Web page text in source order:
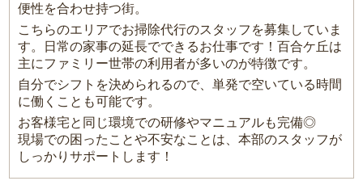
便性を合わせ持つ街。
こちらのエリアでお掃除代行のスタッフを募集していま
す。日常の家事の延長でできるお仕事です！百合ケ丘は
主にファミリー世帯の利用者が多いのが特徴です。
自分でシフトを決められるので、単発で空いている時間
に働くことも可能です。
お客様宅と同じ環境での研修やマニュアルも完備◎
現場での困ったことや不安なことは、本部のスタッフが
しっかりサポートします！